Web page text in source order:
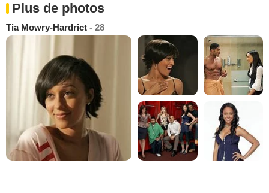
Plus de photos
Tia Mowry-Hardrict - 28